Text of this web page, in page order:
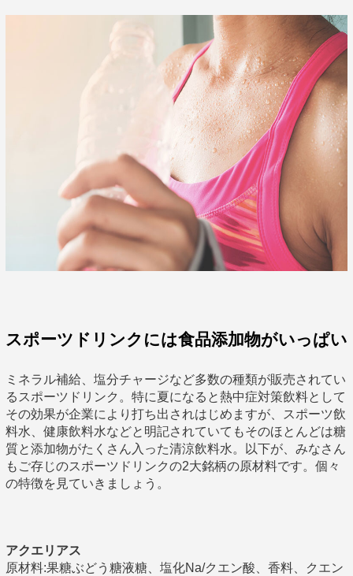
スポーツドリンクには食品添加物がいっぱい
ミネラル補給、塩分チャージなど多数の種類が販売されてい
るスポーツドリンク。特に夏になると熱中症対策飲料として
その効果が企業により打ち出されはじめますが、スポーツ飲
料水、健康飲料水などと明記されていてもそのほとんどは糖
質と添加物がたくさん入った清涼飲料水。以下が、みなさん
もご存じのスポーツドリンクの2大銘柄の原材料です。個々
の特徴を見ていきましょう。
アクエリアス
原材料:果糖ぶどう糖液糖、塩化Na/クエン酸、香料、クエン